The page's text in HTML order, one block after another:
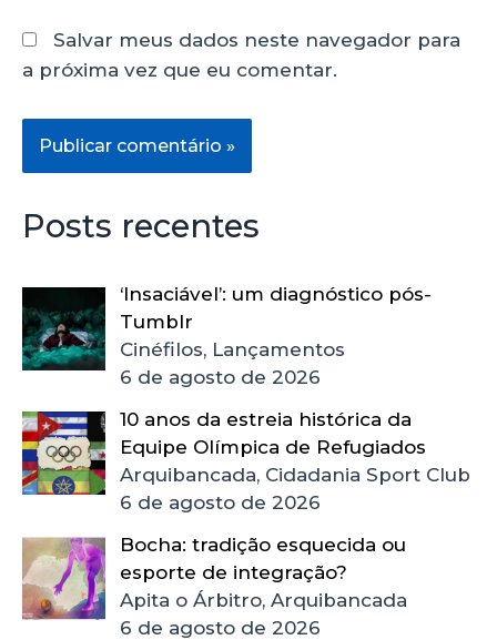
Salvar meus dados neste navegador para
a próxima vez que eu comentar.
Posts recentes
‘Insaciável’: um diagnóstico pós-
Tumblr
Cinéfilos, Lançamentos
6 de agosto de 2026
10 anos da estreia histórica da
Equipe Olímpica de Refugiados
Arquibancada, Cidadania Sport Club
6 de agosto de 2026
Bocha: tradição esquecida ou
esporte de integração?
Apita o Árbitro, Arquibancada
6 de agosto de 2026